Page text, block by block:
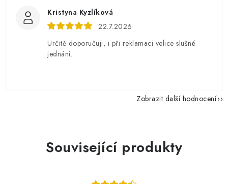
Kristyna Kyzlíková
22.7.2026
Určitě doporučuji, i při reklamaci velice slušné
jednání.
Zobrazit další hodnocení
Související produkty